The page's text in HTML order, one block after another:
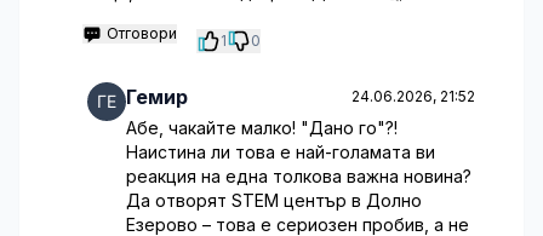
Отговори 1 0
Гемир 24.06.2026, 21:52
Абе, чакайте малко! "Дано го"?!
Наистина ли това е най-голамата ви
реакция на една толкова важна новина?
Да отворят STEM център в Долно
Езерово – това е сериозен пробив, а не